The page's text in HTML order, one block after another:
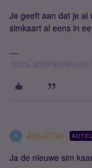
Je geeft aan dat je al
simkaart al eens in
100% afhankelijk
A Arjen0741
Ja de nieuwe sim